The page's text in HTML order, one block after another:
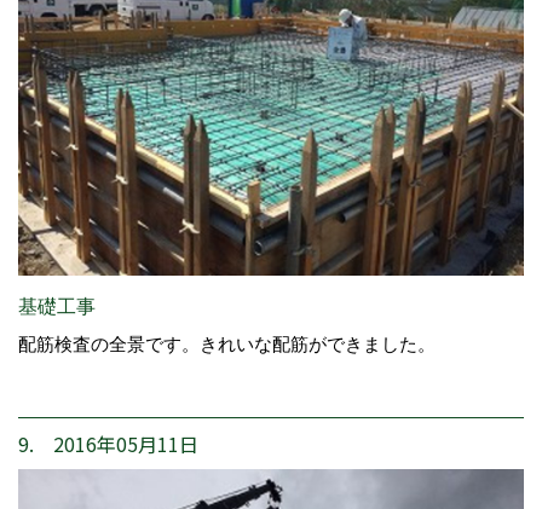
基礎工事
配筋検査の全景です。きれいな配筋ができました。
9. 2016年05月11日